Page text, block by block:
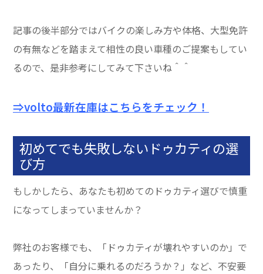
記事の後半部分ではバイクの楽しみ方や体格、大型免許
の有無などを踏まえて相性の良い車種のご提案もしてい
るので、是非参考にしてみて下さいね＾＾
⇒volto最新在庫はこちらをチェック！
初めてでも失敗しないドゥカティの選
び方
もしかしたら、あなたも初めてのドゥカティ選びで慎重
になってしまっていませんか？
弊社のお客様でも、「ドゥカティが壊れやすいのか」で
あったり、「自分に乗れるのだろうか？」など、不安要